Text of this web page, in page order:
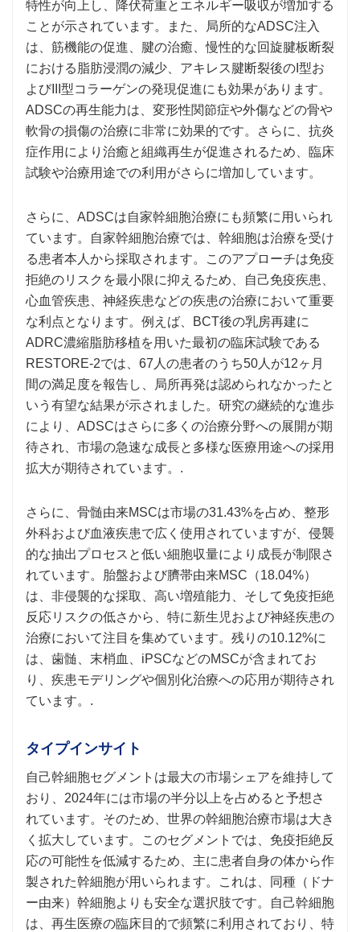
特性が向上し、降伏荷重とエネルギー吸収が増加する
ことが示されています。また、局所的なADSC注入
は、筋機能の促進、腱の治癒、慢性的な回旋腱板断裂
における脂肪浸潤の減少、アキレス腱断裂後のI型お
よびIII型コラーゲンの発現促進にも効果があります。
ADSCの再生能力は、変形性関節症や外傷などの骨や
軟骨の損傷の治療に非常に効果的です。さらに、抗炎
症作用により治癒と組織再生が促進されるため、臨床
試験や治療用途での利用がさらに増加し​​ています。
さらに、ADSCは自家幹細胞治療にも頻繁に用いられ
ています。自家幹細胞治療では、幹細胞は治療を受け
る患者本人から採取されます。このアプローチは免疫
拒絶のリスクを最小限に抑えるため、自己免疫疾患、
心血管疾患、神経疾患などの疾患の治療において重要
な利点となります。例えば、BCT後の乳房再建に
ADRC濃縮脂肪移植を用いた最初の臨床試験である
RESTORE-2では、67人の患者のうち50人が12ヶ月
間の満足度を報告し、局所再発は認められなかったと
いう有望な結果が示されました。研究の継続的な進歩
により、ADSCはさらに多くの治療分野への展開が期
待され、市場の急速な成長と多様な医療用途への採用
拡大が期待されています。.
さらに、骨髄由来MSCは市場の31.43%を占め、整形
外科および血液疾患で広く使用されていますが、侵襲
的な抽出プロセスと低い細胞収量により成長が制限さ
れています。胎盤および臍帯由来MSC（18.04%）
は、非侵襲的な採取、高い増殖能力、そして免疫拒絶
反応リスクの低さから、特に新生児および神経疾患の
治療において注目を集めています。残りの10.12%に
は、歯髄、末梢血、iPSCなどのMSCが含まれてお
り、疾患モデリングや個別化治療への応用が期待され
ています。.
タイプインサイト
自己幹細胞セグメントは最大の市場シェアを維持して
おり、2024年には市場の半分以上を占めると予想さ
れています。そのため、世界の幹細胞治療市場は大き
く拡大しています。このセグメントでは、免疫拒絶反
応の可能性を低減するため、主に患者自身の体から作
製された幹細胞が用いられます。これは、同種（ドナ
ー由来）幹細胞よりも安全な選択肢です。自己幹細胞
は、再生医療の臨床目的で頻繁に利用されており、特